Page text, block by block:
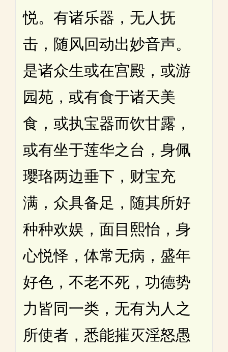
悦。有诸乐器，无人抚
击，随风回动出妙音声。
是诸众生或在宫殿，或游
园苑，或有食于诸天美
食，或执宝器而饮甘露，
或有坐于莲华之台，身佩
璎珞两边垂下，财宝充
满，众具备足，随其所好
种种欢娱，面目熙怡，身
心悦怿，体常无病，盛年
好色，不老不死，功德势
力皆同一类，无有为人之
所使者，悉能摧灭淫怒愚